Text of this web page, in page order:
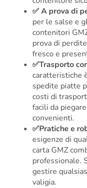
✅ A prova di
per le salse e
contenitori
prova di
fresco e
✅Trasporto
caratteristiche
spedite piatte
costi di
facili da
convenienti.
✅Pratiche e
esigenze di
carta GMZ
professionale.
gestire
valigia.